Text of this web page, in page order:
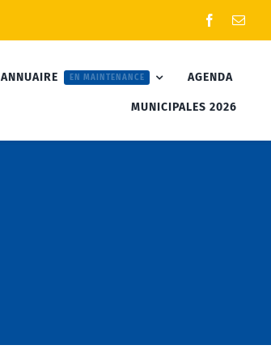
ANNUAIRE EN MAINTENANCE AGENDA
MUNICIPALES 2026